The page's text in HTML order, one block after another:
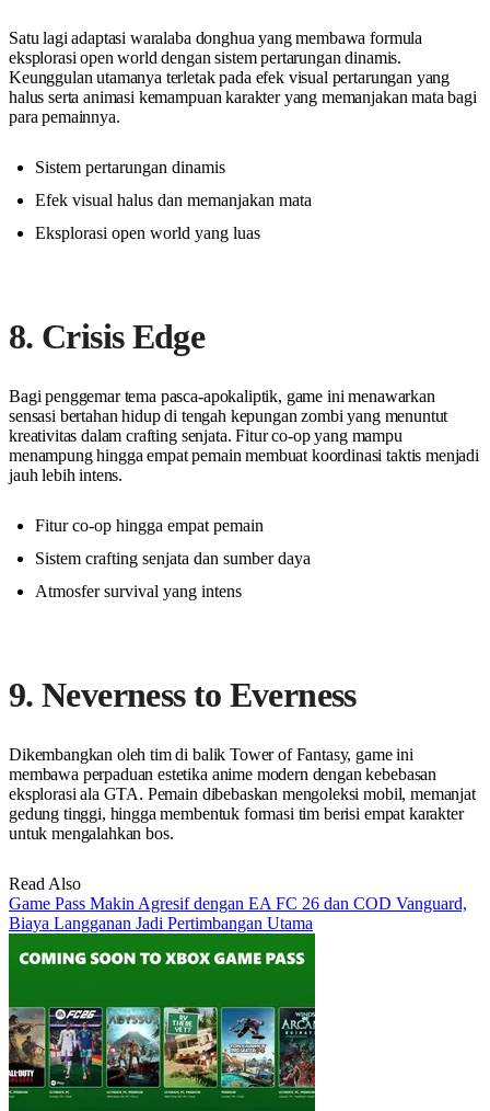
Satu lagi adaptasi waralaba donghua yang membawa formula
eksplorasi open world dengan sistem pertarungan dinamis.
Keunggulan utamanya terletak pada efek visual pertarungan yang
halus serta animasi kemampuan karakter yang memanjakan mata bagi
para pemainnya.
Sistem pertarungan dinamis
Efek visual halus dan memanjakan mata
Eksplorasi open world yang luas
8. Crisis Edge
Bagi penggemar tema pasca-apokaliptik, game ini menawarkan
sensasi bertahan hidup di tengah kepungan zombi yang menuntut
kreativitas dalam crafting senjata. Fitur co-op yang mampu
menampung hingga empat pemain membuat koordinasi taktis menjadi
jauh lebih intens.
Fitur co-op hingga empat pemain
Sistem crafting senjata dan sumber daya
Atmosfer survival yang intens
9. Neverness to Everness
Dikembangkan oleh tim di balik Tower of Fantasy, game ini
membawa perpaduan estetika anime modern dengan kebebasan
eksplorasi ala GTA. Pemain dibebaskan mengoleksi mobil, memanjat
gedung tinggi, hingga membentuk formasi tim berisi empat karakter
untuk mengalahkan bos.
Read Also
Game Pass Makin Agresif dengan EA FC 26 dan COD Vanguard,
Biaya Langganan Jadi Pertimbangan Utama